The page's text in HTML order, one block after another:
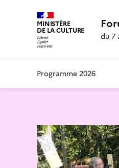
MINISTÈRE
DE LA CULTURE
du 7
Programme 2026